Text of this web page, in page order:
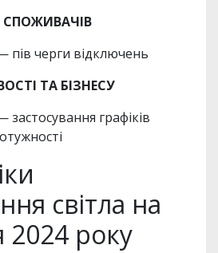
пів черги відключень
ТА БІЗНЕСУ
застосування графіків
світла на
2024 року